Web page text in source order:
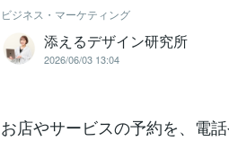
ビジネス・マーケティング
添えるデザイン研究所
2026/06/03 13:04
お店やサービスの予約を、電